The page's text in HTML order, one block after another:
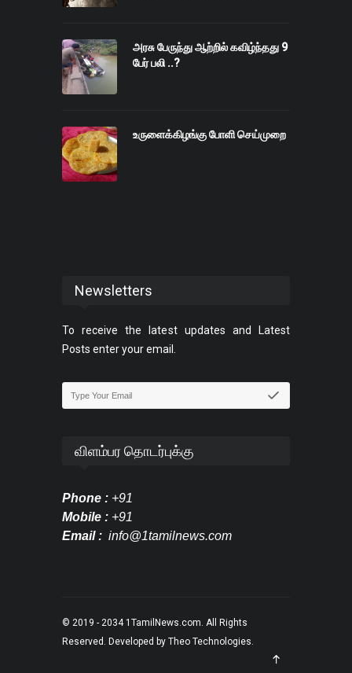
அரசு பேருந்து ஆற்றில் கவிழ்ந்தது 9
பேர் பலி ..?
உருளைக்கிழங்கு போளி செய்முறை
Newsletters
To receive the latest updates and Latest
Posts enter your email.
விளம்பர தொடர்புக்கு
Phone : +91
Mobile : +91
Email : info@1tamilnews.com
© 2019 - 2034 1TamilNews.com. All Rights
Reserved. Developed by Theo Technologies.